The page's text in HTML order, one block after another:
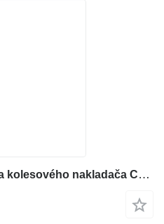
Náprava Case 48071150 na kolesového nakladača Case W70C W80C 221F 321F